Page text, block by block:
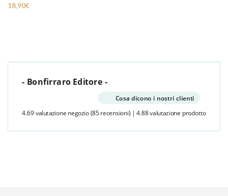
18,90€
- Bonfirraro Editore -
Cosa dicono i nostri clienti
4.69 valutazione negozio (85 recensioni) | 4.88 valutazione prodotto